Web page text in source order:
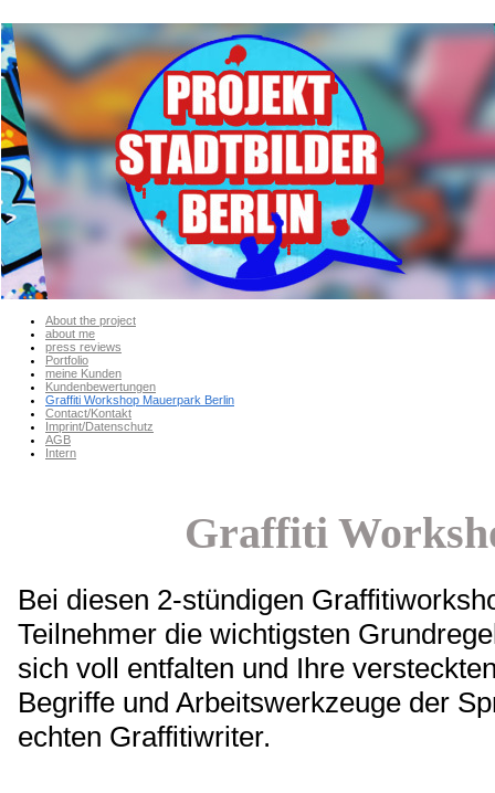
About the project
about me
press reviews
Portfolio
meine Kunden
Kundenbewertungen
Graffiti Workshop Mauerpark Berlin
Contact/Kontakt
Imprint/Datenschutz
AGB
Intern
Graffiti
Bei diesen 2-stündigen
Teilnehmer die wichtigsten
sich voll entfalten und Ihre
Begriffe und Arbeitswerkzeuge der
echten Graffitiwriter.